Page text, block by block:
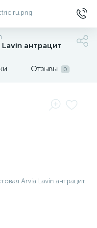
антрацит
Отзывы 0